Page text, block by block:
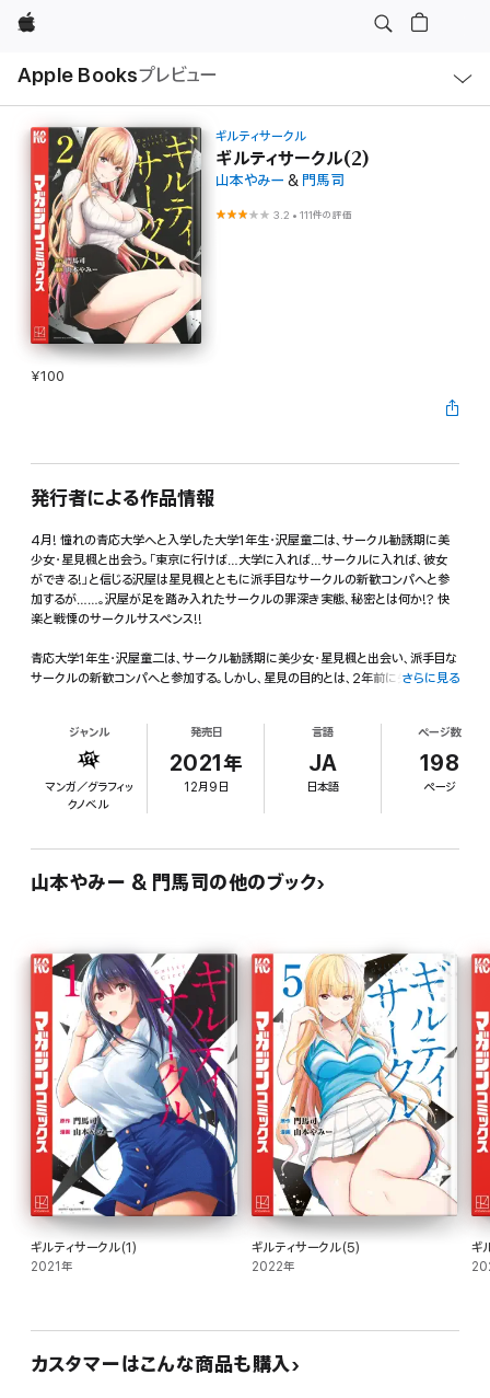
Apple
Apple Booksプレビュー
ル
ギルティサークル
ギルティサークル(2)
山本やみー & 門馬司
3.2 •111件の評価
¥100
発行者による作品情報
4月! 憧れの青応大学へと入学した大学1年生・沢屋童二は、サークル勧誘期に美
少女・星見楓と出会う。「東京に行けば…大学に入れば…サークルに入れば、彼女
ができる!」と信じる沢屋は星見楓とともに派手目なサークルの新歓コンパへと参
加するが……。沢屋が足を踏み入れたサークルの罪深き実態、秘密とは何か!? 快
楽と戦慄のサークルサスペンス!!
青応大学1年生・沢屋童二は、サークル勧誘期に美少女・星見楓と出会い、派手目な
サークルの新歓コンパへと参加する。しかし、星見の目的とは、2年前に失踪した
戦慄のサークルサスペンス!! 狂乱の第2巻!!
さらに見る
ジャンル
マンガ／グラフィッ
クノベル
発売日
2021年
12月9日
言語
JA
日本語
ページ数
198
ページ
山本やみー & 門馬司の他のブック
ギルティサークル(1)
2021年
ギルティサークル(5)
2022年
ギ
カスタマーはこんな商品も購入